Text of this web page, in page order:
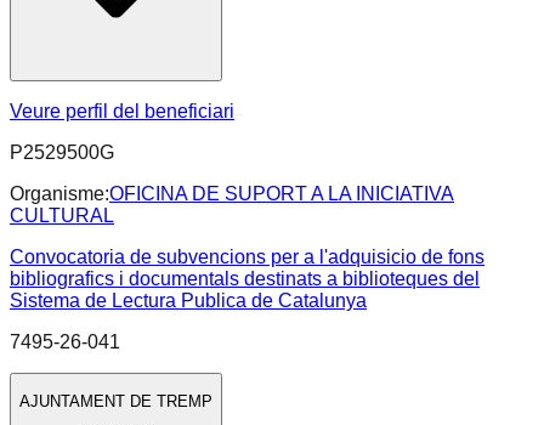
Veure perfil del beneficiari
P2529500G
Organisme:OFICINA DE SUPORT A LA INICIATIVA
CULTURAL
Convocatoria de subvencions per a l'adquisicio de fons
bibliografics i documentals destinats a biblioteques del
Sistema de Lectura Publica de Catalunya
7495-26-041
AJUNTAMENT DE TREMP